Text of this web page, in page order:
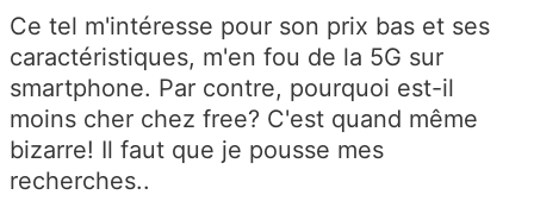
Ce tel m'intéresse pour son prix bas et ses
caractéristiques, m'en fou de la 5G sur
smartphone. Par contre, pourquoi est-il
moins cher chez free? C'est quand même
bizarre! Il faut que je pousse mes
recherches..